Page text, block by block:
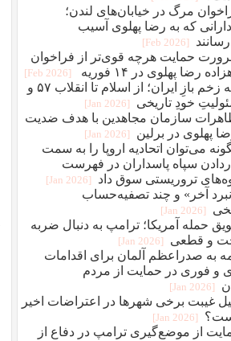
مرگ در خیابان‌های لندن؛
که به رضا پهلوی آسیب
[2026 Feb]
حمایت هرچه قوی‌تر از فراخوان
رضا پهلوی در ۱۴ فوریه
[2026 Feb]
*سه زخم بازِ ایران؛ از اسلام تا انقلاب ۵۷ و
خودِ تاریخی
[2026 Jan]
سازمان مجاهدین با هدف ضدیت
پهلوی در برلین
[2026 Jan]
می‌توان اتحادیه اروپا را به سمت
سپاه پاسداران در فهرست
تروریستی سوق داد
[2026 Jan]
آخر» و چند تصفیه‌حساب
[2026 Jan]
حمله آمریکا؛ ترامپ به دنبال ضربه
و قطعی
[2026 Jan]
به صدراعظم آلمان برای اقدامات
و فوری در حمایت از مردم
[2026 Jan]
غیبت برخی شهرها در اعتراضات اخیر
[2026 Jan]
از موضع‌گیری ترامپ در دفاع از